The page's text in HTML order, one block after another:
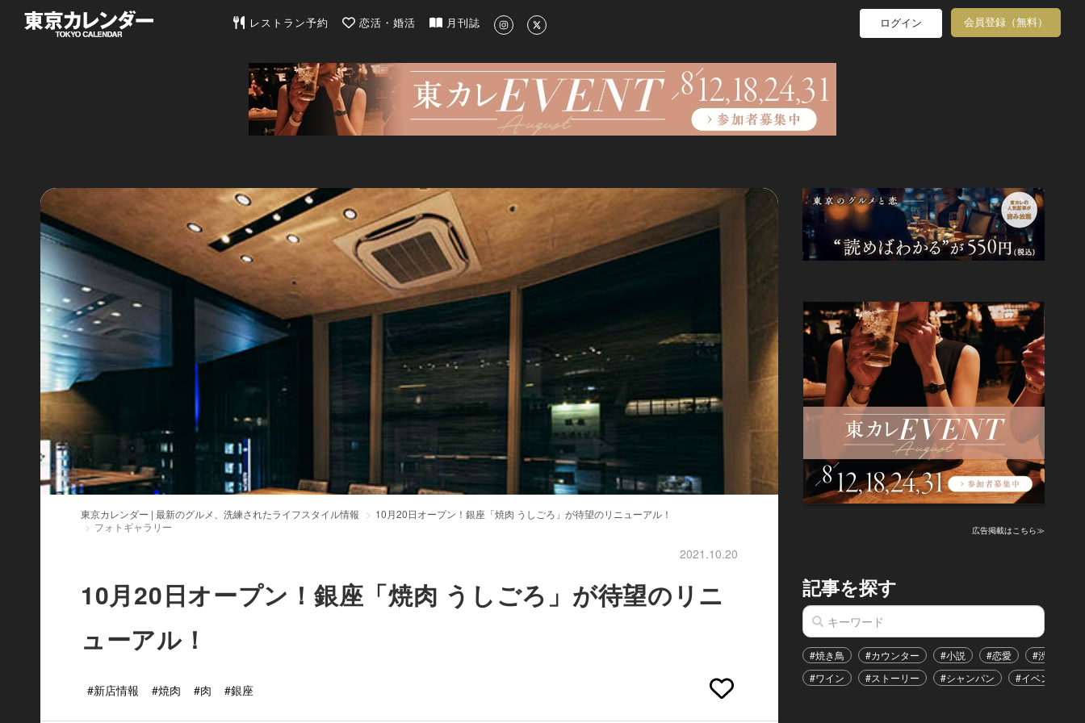
東京カレンダー | 最新のグルメ、洗練されたライフスタイル情報
レストラン予約 恋活・婚活 月刊誌 ログイン 会員登録（無料）
東京カレンダー | 最新のグルメ、洗練されたライフスタイル情報
10月20日オープン！銀座「焼肉 うしごろ」が待望のリニューアル！
フォトギャラリー
2021.10.20
10月20日オープン！銀座「焼肉 うしごろ」が待望のリニ
ューアル！
#新店情報 #焼肉 #肉 #銀座
広告掲載はこちら≫
記事を探す
#焼き鳥 #カウンター #小説 #恋愛
#渋谷区
#ワイン
#ストーリー #シャンパン #イベント